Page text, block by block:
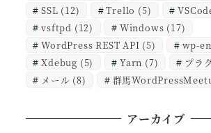
SSL (12) Trello (5)
vsftpd (12) Windows (17)
WordPress REST API (5) wp-
Xdebug (5) Yarn (7) プラ
メール (8) 群馬
アーカイブ